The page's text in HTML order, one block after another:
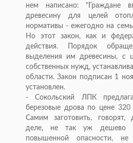
нем написано: "Граждане
древесину для целей
нормативы - ежегодно на
Но этот закон, как и
действия. Порядок
выделения им древесины, с
собственных нужд,
области. Закон подписан 1
установлен.
- Сокольский ЛПК
березовые дрова по цене 320
Самим заготовить,
деле, не так уж дешево
повышенной опасности, не